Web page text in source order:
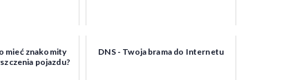
mieć znakomity
pojazdu?
DNS - Twoja brama do Internetu